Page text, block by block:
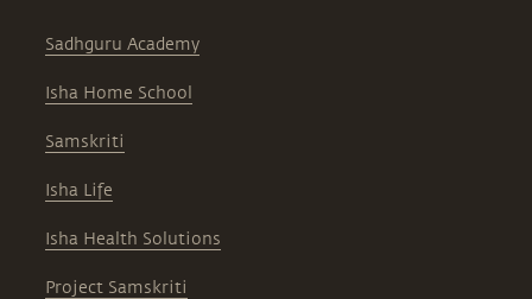
Sadhguru Academy
Isha Home School
Samskriti
Isha Life
Isha Health Solutions
Project Samskriti